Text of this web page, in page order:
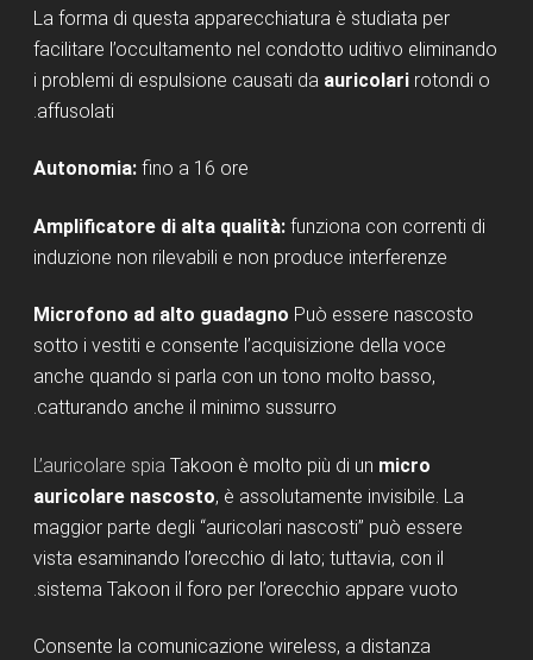
La forma di questa apparecchiatura è studiata per
facilitare l’occultamento nel condotto uditivo eliminando
i problemi di espulsione causati da auricolari rotondi o
affusolati.
Autonomia: fino a 16 ore
Amplificatore di alta qualità: funziona con correnti di
induzione non rilevabili e non produce interferenze
Microfono ad alto guadagno Può essere nascosto
sotto i vestiti e consente l’acquisizione della voce
anche quando si parla con un tono molto basso,
catturando anche il minimo sussurro.
L’auricolare spiaTakoon è molto più di un micro
auricolare nascosto, è assolutamente invisibile. La
maggior parte degli “auricolari nascosti” può essere
vista esaminando l’orecchio di lato; tuttavia, con il
sistema Takoon il foro per l’orecchio appare vuoto.
Consente la comunicazione wireless, a distanza